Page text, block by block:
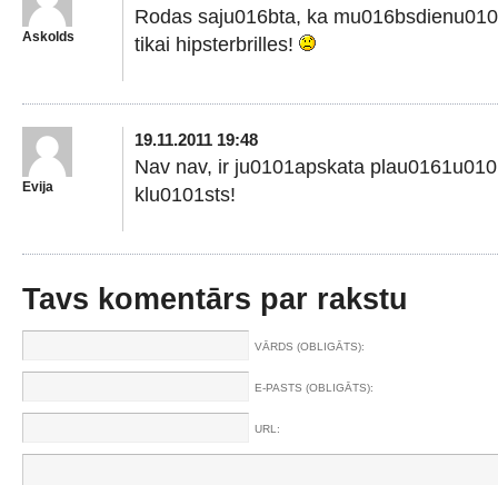
Askolds
Rodas saju016bta, ka
tikai hipsterbrilles!
Evija
19.11.2011 19:48
Nav nav, ir ju0101apskata
klu0101sts!
Tavs komentārs par rakstu
VĀRDS (OBLIGĀTS):
E-PASTS (OBLIGĀTS):
URL: